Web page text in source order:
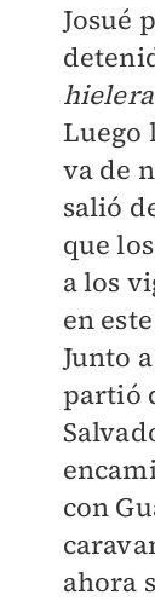
Josué
Luego
va de
salió
que
a los
en
Junto
partió
con
ahora